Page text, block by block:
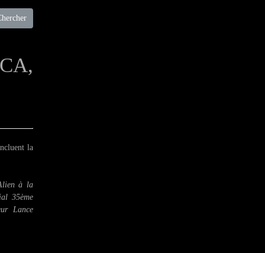
la
à la
35ème
Lance